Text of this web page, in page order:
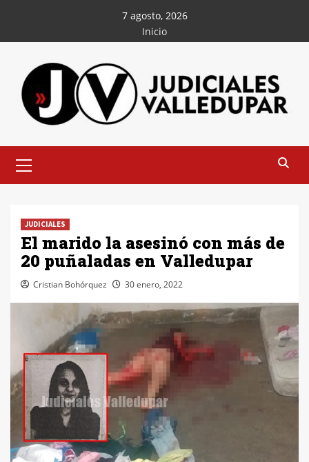
contenido
7 agosto, 2026
Inicio
principal
JUDICIALES
El marido la asesinó con más de
20 puñaladas en Valledupar
Cristian Bohórquez 30 enero, 2022